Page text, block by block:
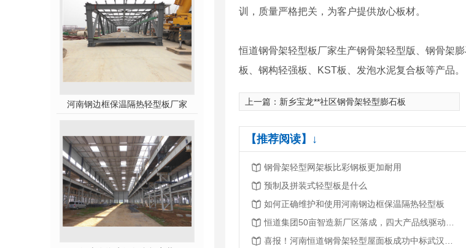
河南钢边框保温隔热轻型板厂家
训，质量严格把关，为客户提供放心板材。
恒道钢骨架轻型板厂家生产钢骨架轻型版、钢骨架
板、钢构轻强板、KST板、发泡水泥复合板等产品。
上一篇： 新乡宝龙**社区钢骨架轻型膨石板
【推荐阅读】↓
钢骨架轻型网架板比彩钢板更加耐用
预制及拼装式轻型板是什么
如何正确维护和使用河南钢边框保温隔热轻型板